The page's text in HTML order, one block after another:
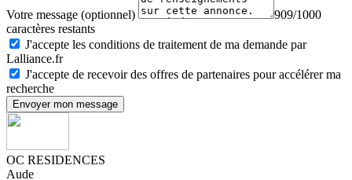
Votre message (optionnel)
909/1000
caractères restants
J'accepte les conditions de traitement de ma demande par
Lalliance.fr
J'accepte de recevoir des offres de partenaires pour accélérer ma
recherche
Envoyer mon message
OC RESIDENCES
Aude